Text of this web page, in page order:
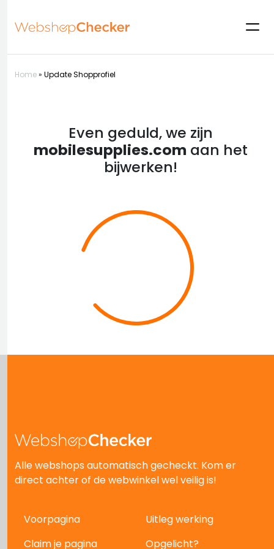
Home» Update Shopprofiel
Even geduld, we zijn
mobilesupplies.com aan het
bijwerken!
Alle webshops automatisch gecheckt. Kom er
direct achter of de webwinkel wel veilig is!
Voorpagina
Uitleg werking
Claim je pagina
Opgelicht?